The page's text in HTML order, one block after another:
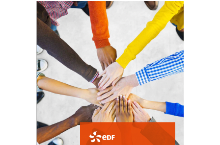
La prévention des conflits
d’intérêts
18 septembre 2023
FEUILLETER